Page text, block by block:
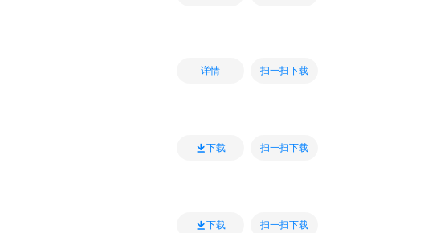
详情 扫一扫下载
下载 扫一扫下载
下载 扫一扫下载